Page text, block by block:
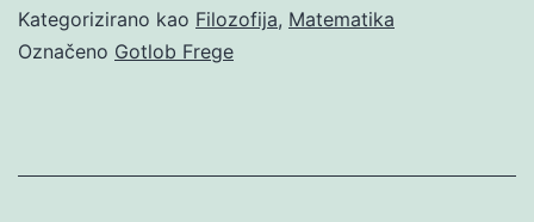
Kategorizirano kao Filozofija, Matematika
Označeno Gotlob Frege